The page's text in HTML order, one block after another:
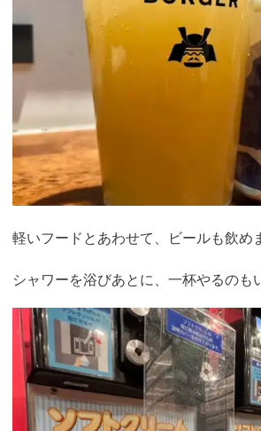
軽いフードとあわせて、ビールも飲め
シャワーを浴びあとに、一杯やるのも